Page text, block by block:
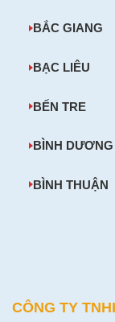
BẮC GIANG
BẠC LIÊU
BẾN TRE
BÌNH DƯƠNG
BÌNH THUẬN
CÔNG TY